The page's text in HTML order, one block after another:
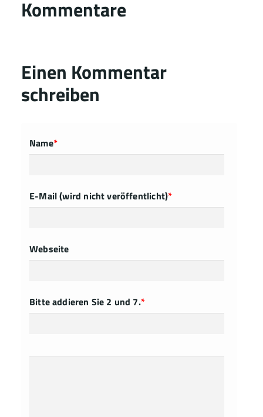
Kommentare
Einen Kommentar
schreiben
Name*
E-Mail (wird nicht veröffentlicht)*
Webseite
Bitte addieren Sie 2 und 7.*